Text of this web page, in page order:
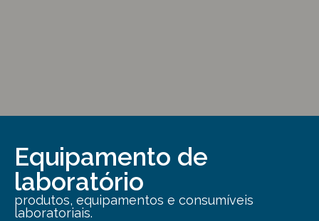
Equipamento de
laboratório
produtos, equipamentos e consumíveis
laboratoriais.